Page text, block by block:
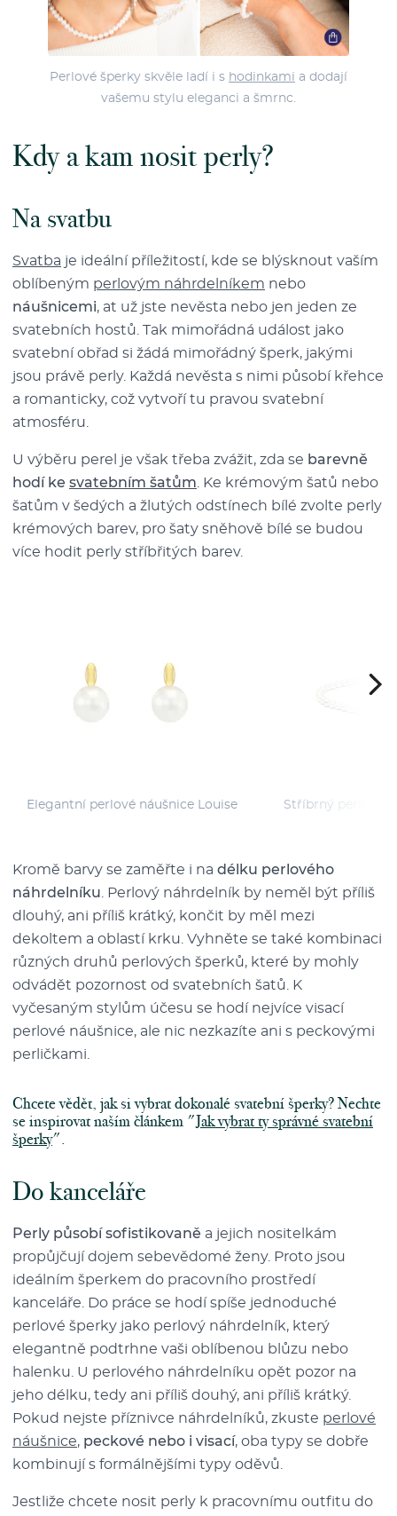
Perlové šperky skvěle ladí i s hodinkami a dodají
vašemu stylu eleganci a šmrnc.
Kdy a kam nosit perly?
Na svatbu
Svatba je ideální příležitostí, kde se blýsknout vaším
oblíbeným perlovým náhrdelníkem nebo
náušnicemi, at už jste nevěsta nebo jen jeden ze
svatebních hostů. Tak mimořádná událost jako
svatební obřad si žádá mimořádný šperk, jakými
jsou právě perly. Každá nevěsta s nimi působí křehce
a romanticky, což vytvoří tu pravou svatební
atmosféru.
U výběru perel je však třeba zvážit, zda se barevně
hodí ke svatebním šatům . Ke krémovým šatů nebo
šatům v šedých a žlutých odstínech bílé zvolte perly
krémových barev, pro šaty sněhově bílé se budou
více hodit perly stříbřitých barev.
Elegantní perlové náušnice Louise Stříbrný perlový
Kromě barvy se zaměřte i na délku perlového
náhrdelníku . Perlový náhrdelník by neměl být příliš
dlouhý, ani příliš krátký, končit by měl mezi
dekoltem a oblastí krku. Vyhněte se také kombinaci
různých druhů perlových šperků, které by mohly
odvádět pozornost od svatebních šatů. K
vyčesaným stylům účesu se hodí nejvíce visací
perlové náušnice, ale nic nezkazíte ani s peckovými
perličkami.
Chcete vědět, jak si vybrat dokonalé svatební šperky? Nechte
se inspirovat naším článkem "Jak vybrat ty správné svatební
šperky".
Do kanceláře
Perly působí sofistikovaně a jejich nositelkám
propůjčují dojem sebevědomé ženy. Proto jsou
ideálním šperkem do pracovního prostředí
kanceláře. Do práce se hodí spíše jednoduché
perlové šperky jako perlový náhrdelník, který
elegantně podtrhne vaši oblíbenou blůzu nebo
halenku. U perlového náhrdelníku opět pozor na
jeho délku, tedy ani příliš douhý, ani příliš krátký.
Pokud nejste příznivce náhrdelníků, zkuste perlové
náušnice, peckové nebo i visací, oba typy se dobře
kombinují s formálnějšími typy oděvů.
Jestliže chcete nosit perly k pracovnímu outfitu do